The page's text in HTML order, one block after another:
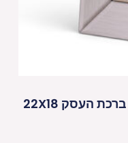
מסגרת זכוכית חומה מהודרת ברכת העסק 22X18